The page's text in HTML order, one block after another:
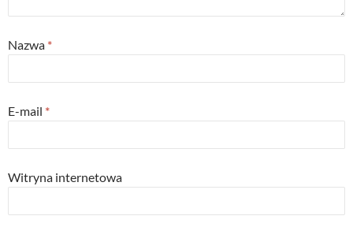
Nazwa *
E-mail *
Witryna internetowa